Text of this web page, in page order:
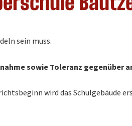
sein muss.
sowie Toleranz gegenüber
wird das Schulgebäude